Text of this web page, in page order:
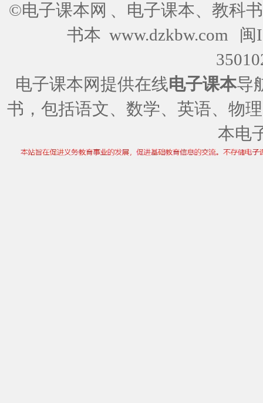
©电子课本网 、电子课本、教科
书本 www.dzkbw.com
闽
电子课本网提供在线电子课本导
书，包括语文、数学、英语、物
本电